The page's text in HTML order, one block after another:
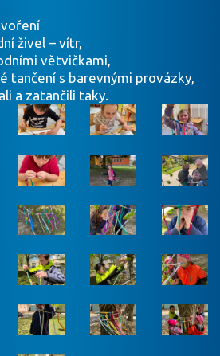
živel – vítr,
větvičkami,
tančení s barevnými provázky,
a zatančili taky.